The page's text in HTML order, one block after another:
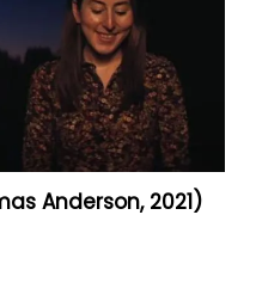
Anderson, 2021)